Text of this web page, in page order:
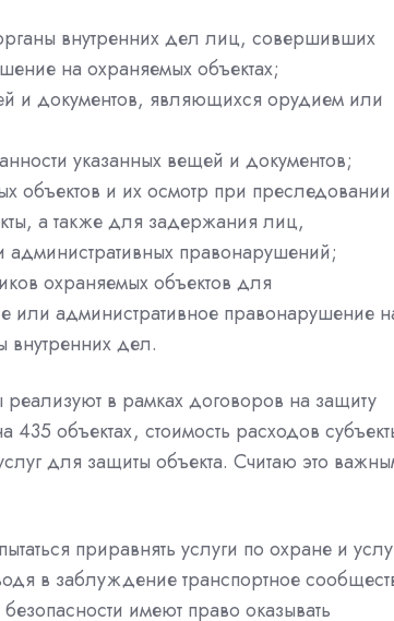
внутренних дел лиц, совершивших
на охраняемых объектах;
и документов, являющихся орудием или
указанных вещей и документов;
объектов и их осмотр при преследовании
а также для задержания лиц,
правонарушений;
охраняемых объектов для
административное правонарушение
внутренних дел.
в рамках договоров на защиту
объектах, стоимость расходов
для защиты объекта. Считаю это
приравнять услуги по охране и
в заблуждение транспортное
имеют право оказывать